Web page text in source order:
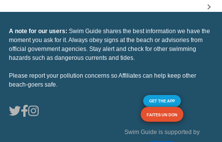
A note for our users: Swim Guide shares the best information we have the
moment you ask for it. Always obey signs at the beach or advisories from
official government agencies. Stay alert and check for other swimming
hazards such as dangerous currents and tides.
Please report your pollution concerns so Affiliates can help keep other
beach-goers safe.
GET THE APP
FAITES UN DON
Swim Guide is supported by